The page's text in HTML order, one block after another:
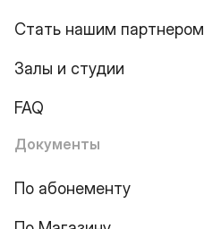
Стать нашим партнером
Залы и студии
FAQ
Документы
По абонементу